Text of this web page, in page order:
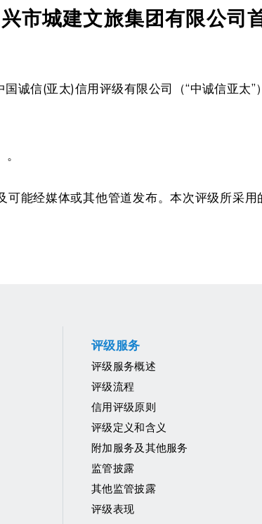
市城建文旅集团有限公司
诚信(亚太)信用评级有限公司（“中诚信亚太
可能经媒体或其他管道发布。本次评级所采
评级服务
评级服务概述
评级流程
信用评级原则
评级定义和含义
附加服务及其他服务
监管披露
其他监管披露
评级表现